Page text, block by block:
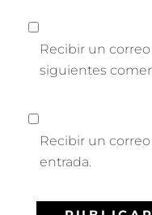
Recibir un
siguientes
Recibir un
entrada.